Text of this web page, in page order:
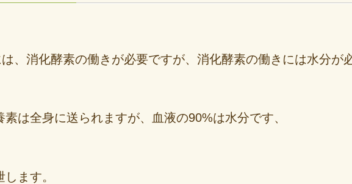
、消化酵素の働きが必要ですが、消化酵素の働きには水分が
は全身に送られますが、血液の90%は水分です、
ます。